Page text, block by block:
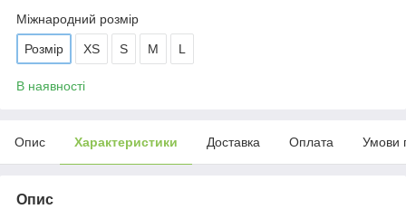
Міжнародний розмір
Розмір XS S M L
В наявності
Опис Характеристики Доставка Оплата Умови
Опис